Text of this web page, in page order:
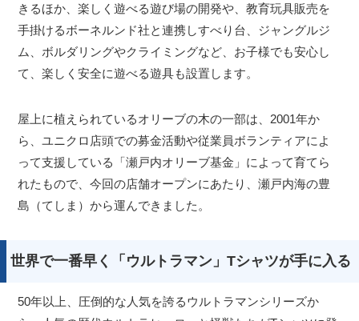
きるほか、楽しく遊べる遊び場の開発や、教育玩具販売を
手掛けるボーネルンド社と連携しすべり台、ジャングルジ
ム、ボルダリングやクライミングなど、お子様でも安心し
て、楽しく安全に遊べる遊具も設置します。
屋上に植えられているオリーブの木の一部は、2001年か
ら、ユニクロ店頭での募金活動や従業員ボランティアによ
って支援している「瀬戸内オリーブ基金」によって育てら
れたもので、今回の店舗オープンにあたり、瀬戸内海の豊
島（てしま）から運んできました。
世界で一番早く「ウルトラマン」Tシャツが手に入る
50年以上、圧倒的な人気を誇るウルトラマンシリーズか